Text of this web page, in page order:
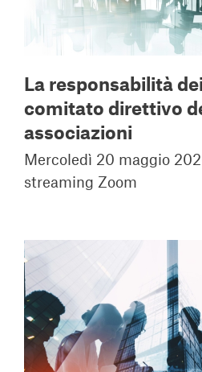
La responsabilità
comitato direttivo
associazioni
Mercoledì 20 maggio
streaming Zoom